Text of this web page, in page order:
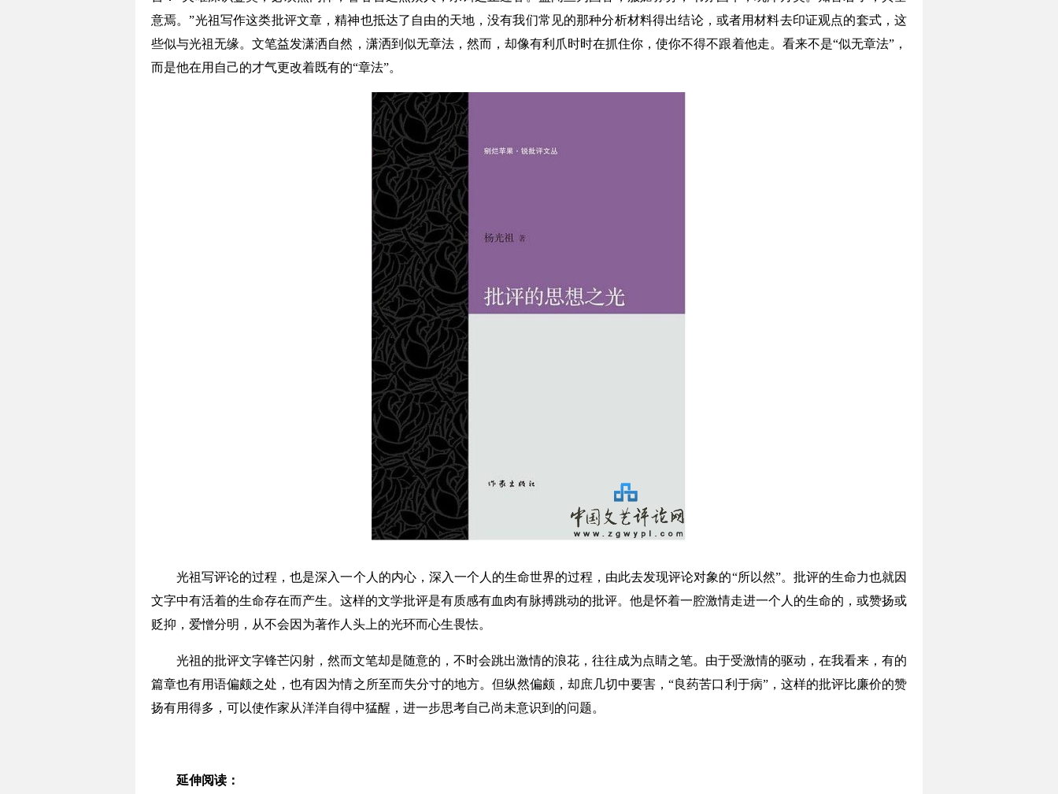
意焉。”光祖写作这类批评文章，精神也抵达了自由的天地，没有我们常见的那种分析材料得出结论，或者用材料去印证观点的套式，这
些似与光祖无缘。文笔益发潇洒自然，潇洒到似无章法，然而，却像有利爪时时在抓住你，使你不得不跟着他走。看来不是“似无章法”，
而是他在用自己的才气更改着既有的“章法”。
光祖写评论的过程，也是深入一个人的内心，深入一个人的生命世界的过程，由此去发现评论对象的“所以然”。批评的生命力也就因
文字中有活着的生命存在而产生。这样的文学批评是有质感有血肉有脉搏跳动的批评。他是怀着一腔激情走进一个人的生命的，或赞扬或
贬抑，爱憎分明，从不会因为著作人头上的光环而心生畏怯。
光祖的批评文字锋芒闪射，然而文笔却是随意的，不时会跳出激情的浪花，往往成为点睛之笔。由于受激情的驱动，在我看来，有的
篇章也有用语偏颇之处，也有因为情之所至而失分寸的地方。但纵然偏颇，却庶几切中要害，“良药苦口利于病”，这样的批评比廉价的赞
扬有用得多，可以使作家从洋洋自得中猛醒，进一步思考自己尚未意识到的问题。
延伸阅读：